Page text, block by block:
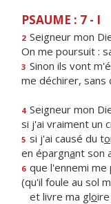
PSAUME : 7 - I
2 Seigneur mon
On me poursuit :
3 Sinon ils vont
me déchirer, sans
4 Seigneur mon
si j'ai vraiment un
5 si j'ai causé du to
en épargnant son
6 que l'ennemi me
(qu'il foule au sol
et livre ma glo